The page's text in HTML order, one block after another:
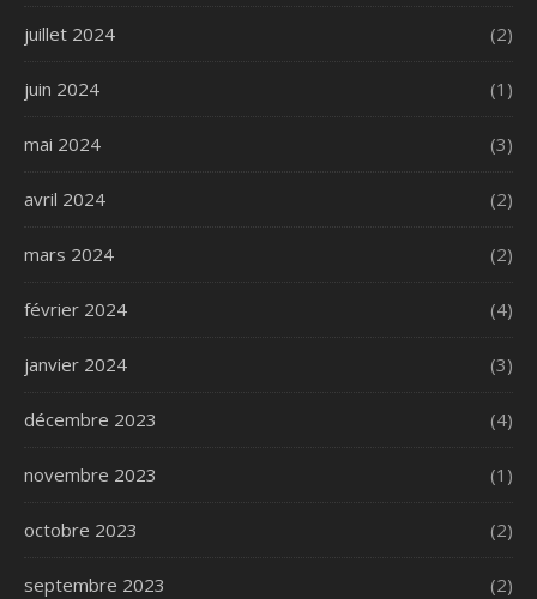
juillet 2024 (2)
juin 2024 (1)
mai 2024 (3)
avril 2024 (2)
mars 2024 (2)
février 2024 (4)
janvier 2024 (3)
décembre 2023 (4)
novembre 2023 (1)
octobre 2023 (2)
septembre 2023 (2)